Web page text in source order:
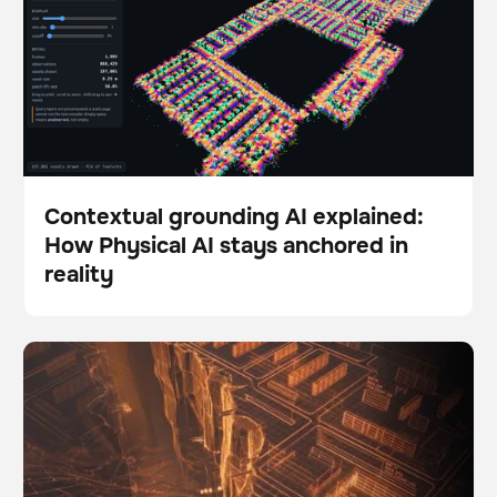
Blog
Contextual grounding AI explained:
How Physical AI stays anchored in
reality
The Autonomy Gap: Why so many robotics pilots fail
to scale
BrainOS